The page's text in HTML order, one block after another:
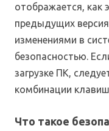
отображается,
предыдущих
изменениями в
безопасностью.
загрузке ПК,
комбинации
Что такое